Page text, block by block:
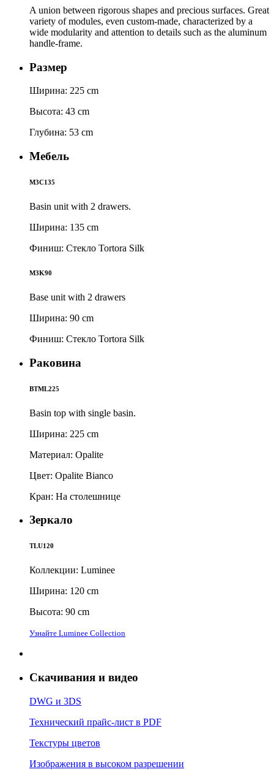
A union between rigorous shapes and precious surfaces. Great
variety of modules, even custom-made, characterized by a
wide modularity and attention to details such as the aluminum
handle-frame.
Размер
Ширина: 225 cm
Высота: 43 cm
Глубина: 53 cm
Мебель
M3C135
Basin unit with 2 drawers.
Ширина: 135 cm
Финиш: Стекло Tortora Silk
M3K90
Base unit with 2 drawers
Ширина: 90 cm
Финиш: Стекло Tortora Silk
Раковина
BTML225
Basin top with single basin.
Ширина: 225 cm
Материал: Opalite
Цвет: Opalite Bianco
Кран: На столешнице
Зеркало
TLU120
Коллекции: Luminee
Ширина: 120 cm
Высота: 90 cm
Узнайте Luminee Collection
Скачивания и видео
DWG и 3DS
Технический прайс-лист в PDF
Текстуры цветов
Изображения в высоком разрешении